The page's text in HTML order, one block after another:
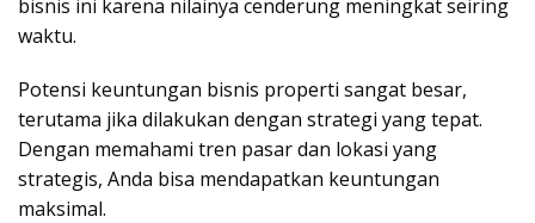
bisnis ini karena nilainya cenderung meningkat seiring
waktu.
Potensi keuntungan bisnis properti sangat besar,
terutama jika dilakukan dengan strategi yang tepat.
Dengan memahami tren pasar dan lokasi yang
strategis, Anda bisa mendapatkan keuntungan
maksimal.